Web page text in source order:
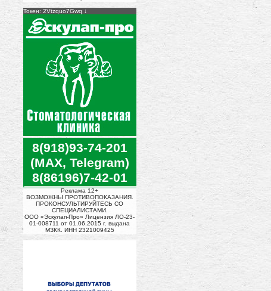
Токен: 2Vtzquo7Gwq
8(918)93-74-201
(MAX, Telegram)
8(86196)7-42-01
Реклама 12+
ВОЗМОЖНЫ ПРОТИВОПОКАЗАНИЯ.
ПРОКОНСУЛЬТИРУЙТЕСЬ СО
СПЕЦИАЛИСТАМИ.
ООО «Эскулап-Про» Лицензия ЛО-23-
01-008711 от 01.06.2015 г. выдана
МЗКК. ИНН 2321009425
(0)